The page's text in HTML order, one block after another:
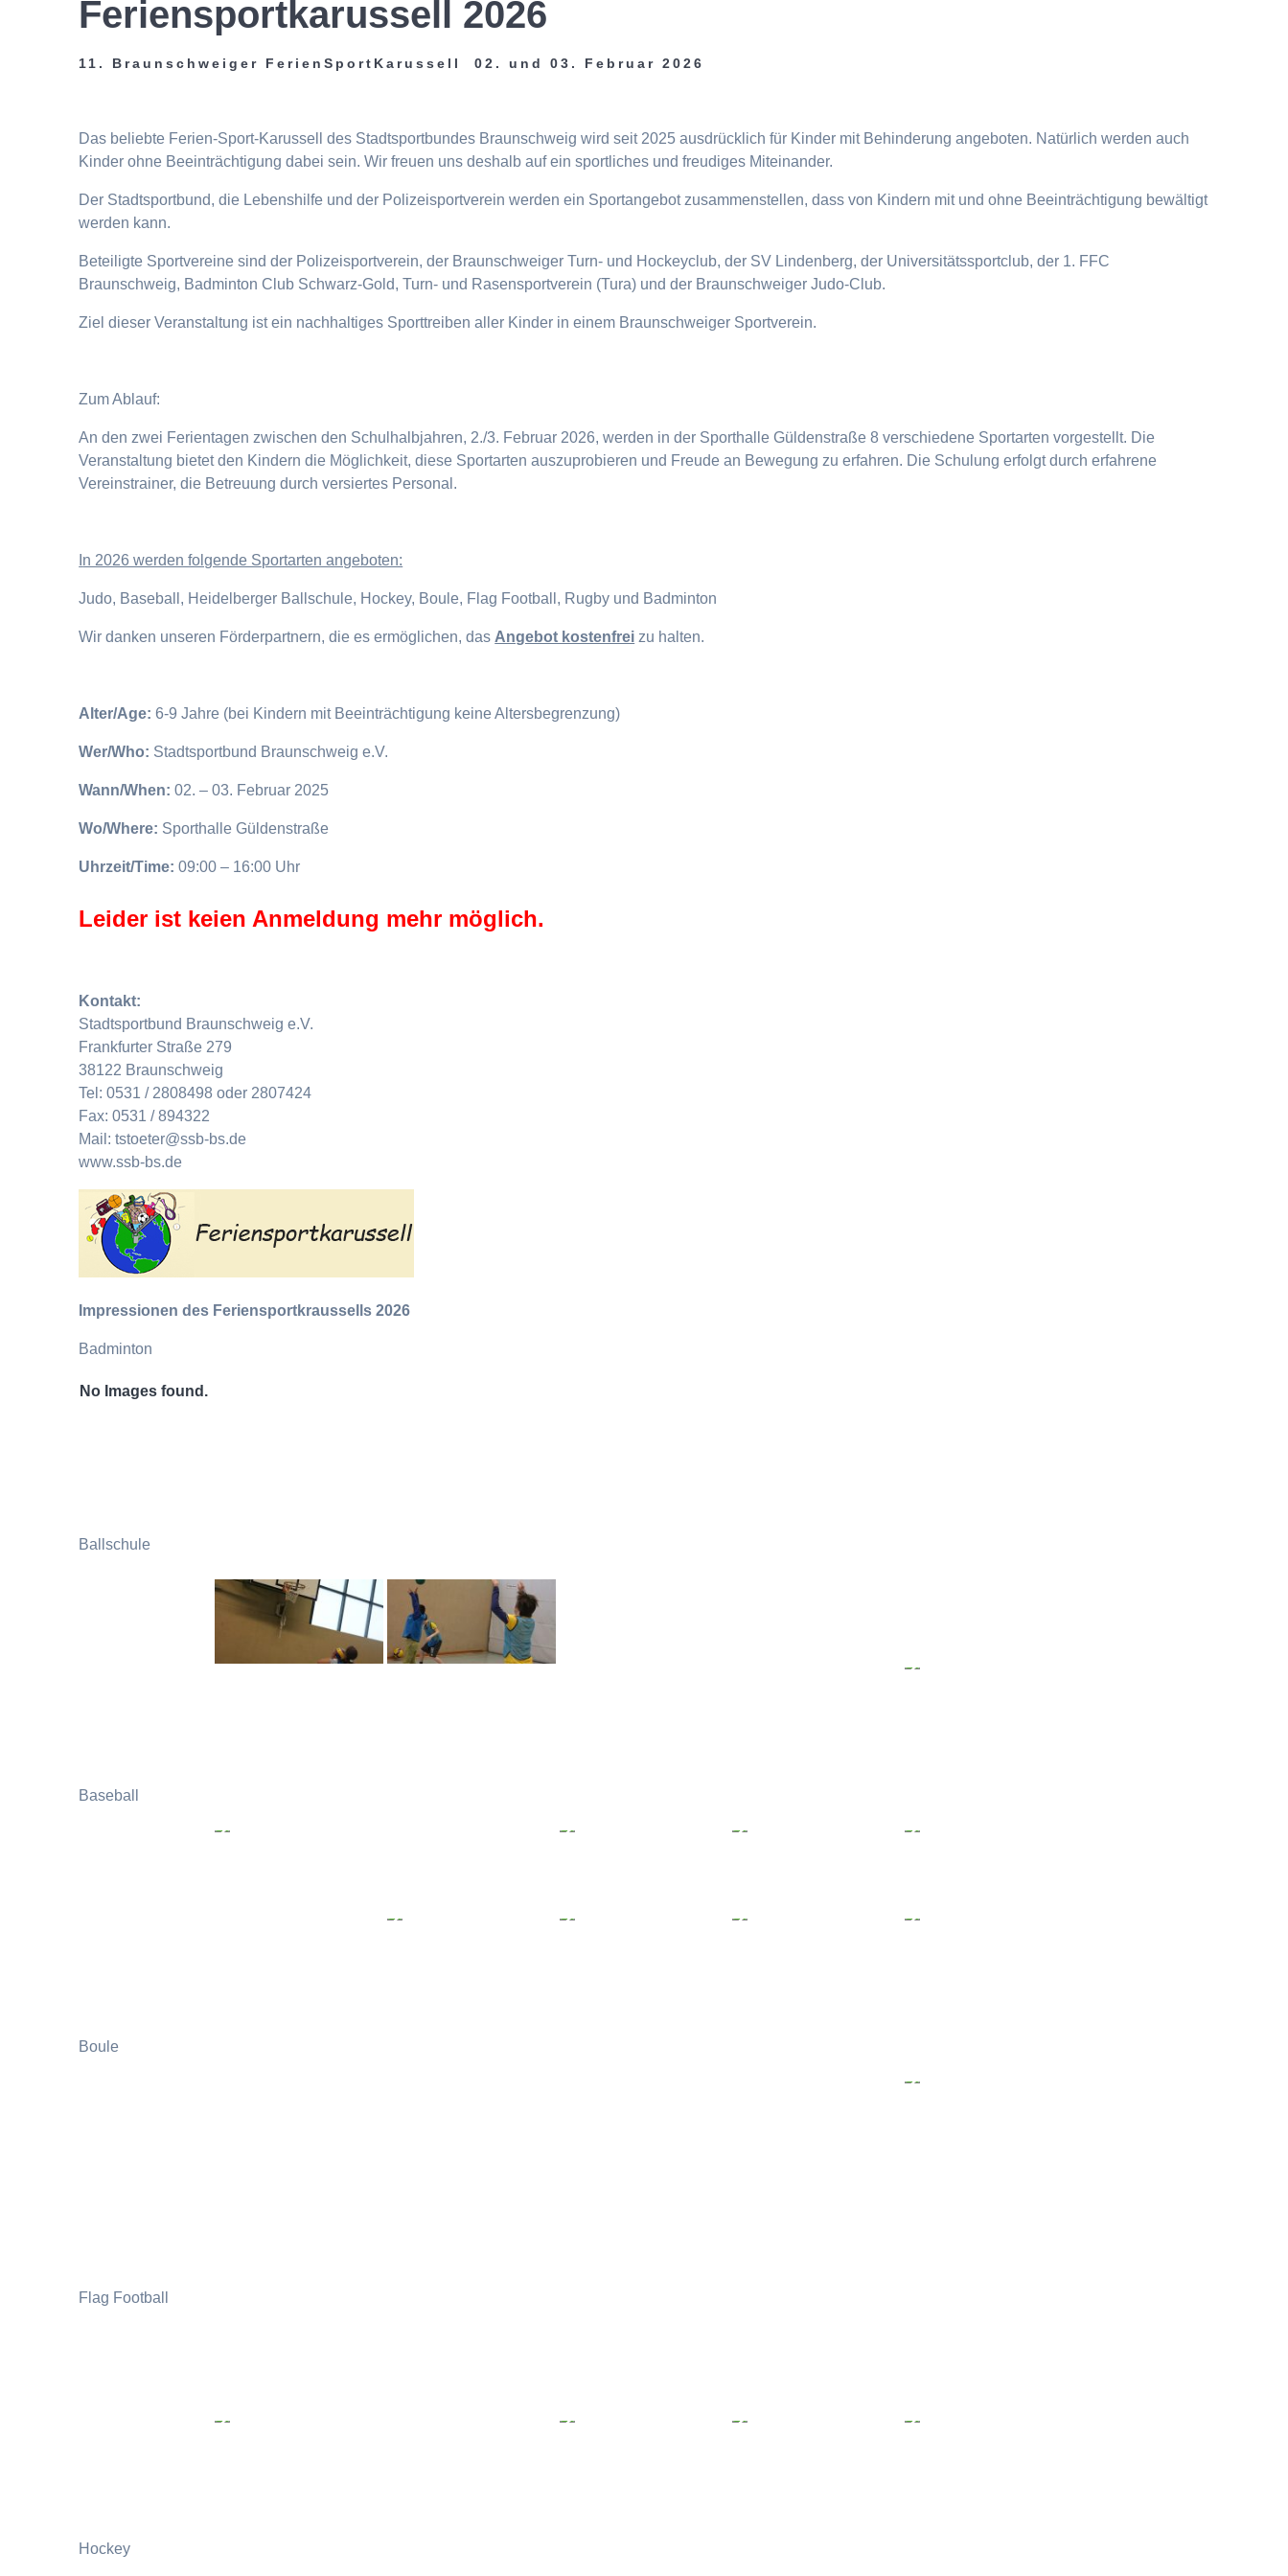
Feriensportkarussell 2026
11. Braunschweiger FerienSportKarussell 02. und 03. Februar 2026
Das beliebte Ferien-Sport-Karussell des Stadtsportbundes Braunschweig wird seit 2025 ausdrücklich für Kinder mit Behinderung angeboten. Natürlich werden auch
Kinder ohne Beeinträchtigung dabei sein. Wir freuen uns deshalb auf ein sportliches und freudiges Miteinander.
Der Stadtsportbund, die Lebenshilfe und der Polizeisportverein werden ein Sportangebot zusammenstellen, dass von Kindern mit und ohne Beeinträchtigung bewältigt
werden kann.
Beteiligte Sportvereine sind der Polizeisportverein, der Braunschweiger Turn- und Hockeyclub, der SV Lindenberg, der Universitätssportclub, der 1. FFC
Braunschweig, Badminton Club Schwarz-Gold, Turn- und Rasensportverein (Tura) und der Braunschweiger Judo-Club.
Ziel dieser Veranstaltung ist ein nachhaltiges Sporttreiben aller Kinder in einem Braunschweiger Sportverein.
Zum Ablauf:
An den zwei Ferientagen zwischen den Schulhalbjahren, 2./3. Februar 2026, werden in der Sporthalle Güldenstraße 8 verschiedene Sportarten vorgestellt. Die
Veranstaltung bietet den Kindern die Möglichkeit, diese Sportarten auszuprobieren und Freude an Bewegung zu erfahren. Die Schulung erfolgt durch erfahrene
Vereinstrainer, die Betreuung durch versiertes Personal.
n 2026 werden folgende Sportarten angeboten:
Judo, Baseball, Heidelberger Ballschule, Hockey, Boule, Flag Football, Rugby und Badminton
Wir danken unseren Förderpartnern, die es ermöglichen, das Angebot kostenfrei zu halten.
Alter/Age:6-9 Jahre (bei Kindern mit Beeinträchtigung keine Altersbegrenzung)
Wer/Who: Stadtsportbund Braunschweig e.V.
Wann/When:02. – 03. Februar 2025
Wo/Where: Sporthalle Güldenstraße
Uhrzeit/Time:09:00 – 16:00 Uhr
Leider ist keien Anmeldung mehr möglich.
Kontakt:
Stadtsportbund Braunschweig e.V.
Frankfurter Straße 279
38122 Braunschweig
Tel: 0531 / 2808498 oder 2807424
Fax: 0531 / 894322
Mail: tstoeter@ssb-bs.de
www.ssb-bs.de
Impressionen des Feriensportkraussells 2026
Badminton
No Images found.
Ballschule
Baseball
Boule
Flag Football
Hockey